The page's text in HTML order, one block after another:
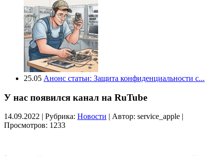
25.05 Анонс статьи: Защита конфиденциальности с...
У нас появился канал на RuTube
14.09.2022 | Рубрика: Новости | Автор: service_apple |
Просмотров: 1233